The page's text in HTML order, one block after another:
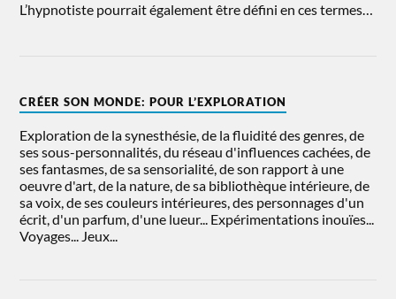
L’hypnotiste pourrait également être défini en ces termes…
CRÉER SON MONDE: POUR L’EXPLORATION
Exploration de la synesthésie, de la fluidité des genres, de
ses sous-personnalités, du réseau d'influences cachées, de
ses fantasmes, de sa sensorialité, de son rapport à une
oeuvre d'art, de la nature, de sa bibliothèque intérieure, de
sa voix, de ses couleurs intérieures, des personnages d'un
écrit, d'un parfum, d'une lueur... Expérimentations inouïes...
Voyages... Jeux...